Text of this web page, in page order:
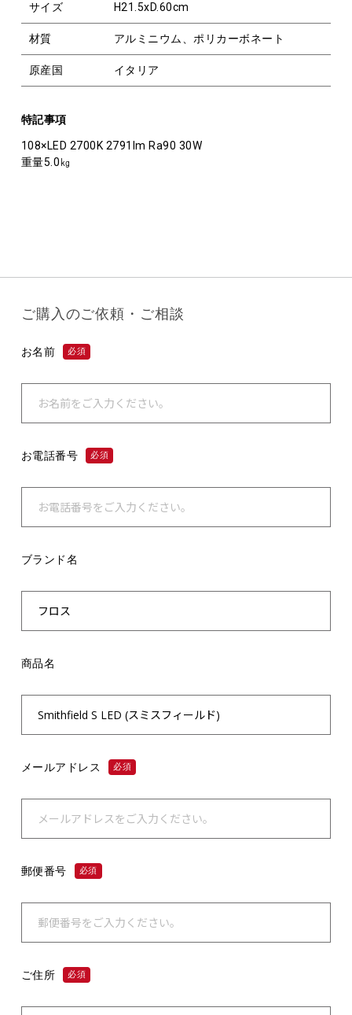
サイズ H21.5xD.60cm
材質 アルミニウム、ポリカーボネート
原産国 イタリア
特記事項
108×LED 2700K 2791lm Ra90 30W
重量5.0㎏
ご購入のご依頼・ご相談
お名前 必須
お電話番号 必須
ブランド名
商品名
メールアドレス 必須
郵便番号 必須
ご住所 必須